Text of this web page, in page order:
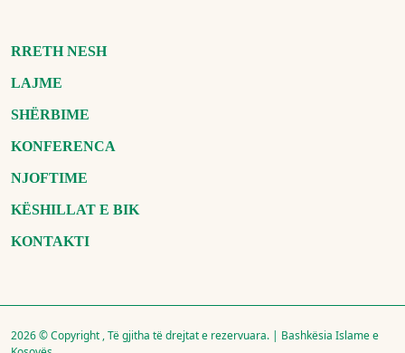
RRETH NESH
LAJME
SHËRBIME
KONFERENCA
NJOFTIME
KËSHILLAT E BIK
KONTAKTI
2026 © Copyright , Të gjitha të drejtat e rezervuara. | Bashkësia Islame e